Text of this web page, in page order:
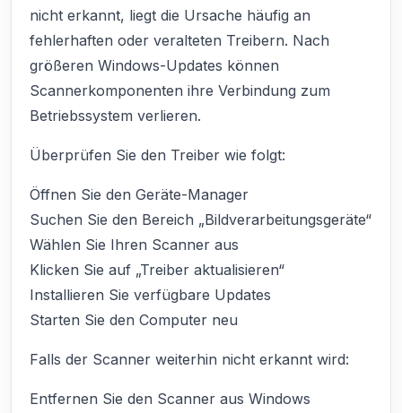
nicht erkannt, liegt die Ursache häufig an
fehlerhaften oder veralteten Treibern. Nach
größeren Windows-Updates können
Scannerkomponenten ihre Verbindung zum
Betriebssystem verlieren.
Überprüfen Sie den Treiber wie folgt:
Öffnen Sie den Geräte-Manager
Suchen Sie den Bereich „Bildverarbeitungsgeräte“
Wählen Sie Ihren Scanner aus
Klicken Sie auf „Treiber aktualisieren“
Installieren Sie verfügbare Updates
Starten Sie den Computer neu
Falls der Scanner weiterhin nicht erkannt wird:
Entfernen Sie den Scanner aus Windows